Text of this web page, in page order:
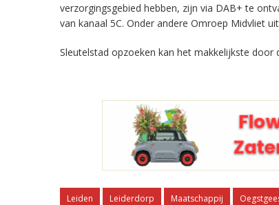
verzorgingsgebied hebben, zijn via DAB+ te
van kanaal 5C. Onder andere Omroep Midvliet
Sleutelstad opzoeken kan het makkelijkste
Leiden Leiderdorp Maatschappij